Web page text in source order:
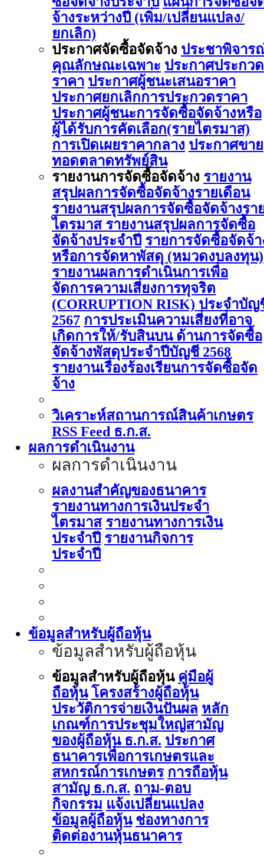
จ้างระหว่างปี (เพิ่ม/เปลี่ยนแปลง/
ยกเลิก)
ประกาศจัดซื้อจัดจ้าง ประชาพิจาร
คุณลักษณะเฉพาะ ประกาศประกวด
ราคา ประกาศผู้ชนะเสนอราคา
ประกาศยกเลิกการประกวดราคา
ประกาศผู้ชนะการจัดซื้อจัดจ้างหรือ
ผู้ได้รับการคัดเลือก(รายไตรมาส)
การเปิดเผยราคากลาง ประกาศขาย
ทอดตลาดทรัพย์สิน
รายงานการจัดซื้อจัดจ้าง รายงาน
สรุปผลการจัดซื้อจัดจ้างรายเดือน
รายงานสรุปผลการจัดซื้อจัดจ้างรา
ไตรมาส รายงานสรุปผลการจัดซื้อ
จัดจ้างประจำปี รายการจัดซื้อจัดจ้า
หรือการจัดหาพัสดุ (หมวดงบลงทุน)
รายงานผลการดําเนินการเพื่อ
จัดการความเสี่ยงการทุจริต
(CORRUPTION RISK) ประจําบัญ
2567 การประเมินความเสี่ยงที่อาจ
เกิดการให้/รับสินบน ด้านการจัดซื้อ
จัดจ้างพัสดุประจําปีบัญชี 2568
รายงานเรื่องร้องเรียนการจัดซื้อจัด
จ้าง
วิเคราะห์สถานการณ์สินค้าเกษตร
RSS Feed ธ.ก.ส.
ผลการดำเนินงาน
ผลการดำเนินงาน
ผลงานสำคัญของธนาคาร
รายงานทางการเงินประจำ
ไตรมาส รายงานทางการเงิน
ประจำปี รายงานกิจการ
ประจำปี
ข้อมูลสำหรับผู้ถือหุ้น
ข้อมูลสำหรับผู้ถือหุ้น
ข้อมูลสำหรับผู้ถือหุ้น คู่มือผู้
ถือหุ้น โครงสร้างผู้ถือหุ้น
ประวัติการจ่ายเงินปันผล หลัก
เกณฑ์การประชุมใหญ่สามัญ
ของผู้ถือหุ้น ธ.ก.ส. ประกาศ
ธนาคารเพื่อการเกษตรและ
สหกรณ์การเกษตร การถือหุ้น
สามัญ ธ.ก.ส. ถาม-ตอบ
กิจกรรม แจ้งเปลี่ยนแปลง
ข้อมูลผู้ถือหุ้น ช่องทางการ
ติดต่องานหุ้นธนาคาร